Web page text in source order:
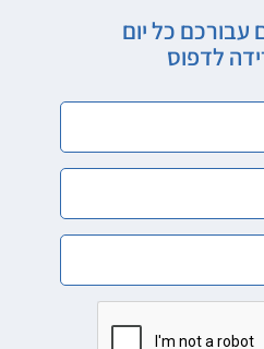
עבורכם כל יום
לדפוס